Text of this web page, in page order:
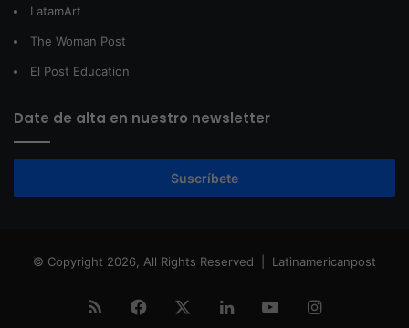
LatamArt
The Woman Post
El Post Education
Date de alta en nuestro newsletter
Suscríbete
© Copyright 2026, All Rights Reserved | Latinamericanpost
RSS Facebook LinkedInYouTubeInstagram